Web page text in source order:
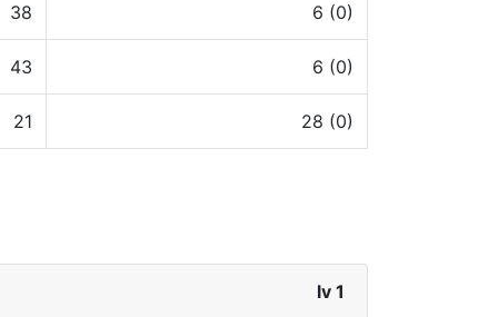
38 6 (0)
43 6 (0)
21 28 (0)
lv 1